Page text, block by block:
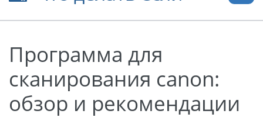
Программа для
сканирования canon:
обзор и рекомендации